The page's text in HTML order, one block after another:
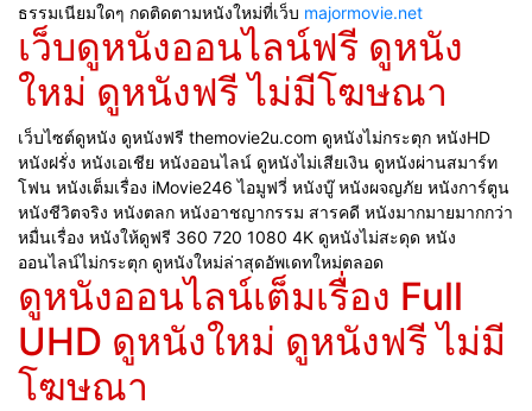
ธรรมเนียมใดๆ กดติดตามหนังใหม่ที่เว็บ majormovie.net
เว็บดูหนังออนไลน์ฟรี ดูหนัง
ใหม่ ดูหนังฟรี ไม่มีโฆษณา
เว็บไซต์ดูหนัง ดูหนังฟรี themovie2u.com ดูหนังไม่กระตุก หนังHD
หนังฝรั่ง หนังเอเชีย หนังออนไลน์ ดูหนังไม่เสียเงิน ดูหนังผ่านสมาร์ท
โฟน หนังเต็มเรื่อง iMovie246 ไอมูฟวี่ หนังบู๊ หนังผจญภัย หนังการ์ตูน
หนังชีวิตจริง หนังตลก หนังอาชญากรรม สารคดี หนังมากมายมากกว่า
หมื่นเรื่อง หนังให้ดูฟรี 360 720 1080 4K ดูหนังไม่สะดุด หนัง
ออนไลน์ไม่กระตุก ดูหนังใหม่ล่าสุดอัพเดทใหม่ตลอด
ดูหนังออนไลน์เต็มเรื่อง Full
UHD ดูหนังใหม่ ดูหนังฟรี ไม่มี
โฆษณา